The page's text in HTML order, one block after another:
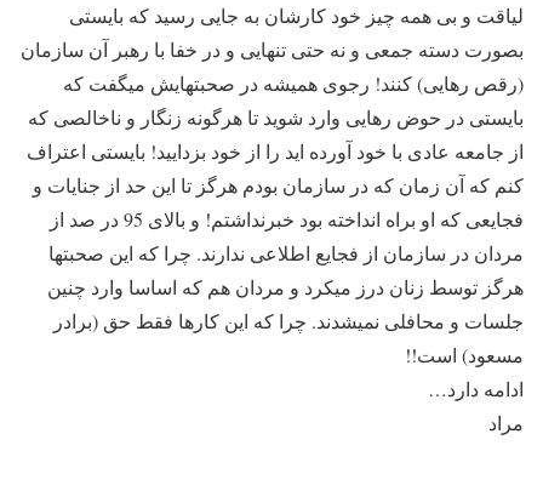
لیاقت و بی همه چیز خود کارشان به جایی رسید که بایستی
بصورت دسته جمعی و نه حتی تنهایی و در خفا با رهبر آن سازمان
(رقص رهایی) کنند! رجوی همیشه در صحبتهایش میگفت که
بایستی در حوض رهایی وارد شوید تا هرگونه زنگار و ناخالصی که
از جامعه عادی با خود آورده اید را از خود بزدایید! بایستی اعتراف
کنم که آن زمان که در سازمان بودم هرگز تا این حد از جنایات و
فجایعی که او براه انداخته بود خبرنداشتم! و بالای 95 در صد از
مردان در سازمان از فجایع اطلاعی ندارند. چرا که این صحبتها
هرگز توسط زنان درز میکرد و مردان هم که اساسا وارد چنین
جلسات و محافلی نمیشدند. چرا که این کارها فقط حق (برادر
مسعود) است!!
ادامه دارد…
مراد